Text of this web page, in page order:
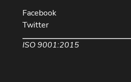
Facebook
Twitter
ISO 9001:2015